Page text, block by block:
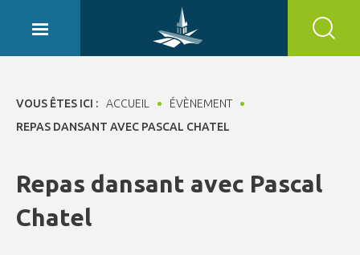
VOUS ÊTES ICI : ACCUEIL
ÉVÈNEMENT
REPAS DANSANT AVEC PASCAL CHATEL
Repas dansant avec Pascal
Chatel
Panneau de gestion des cookies